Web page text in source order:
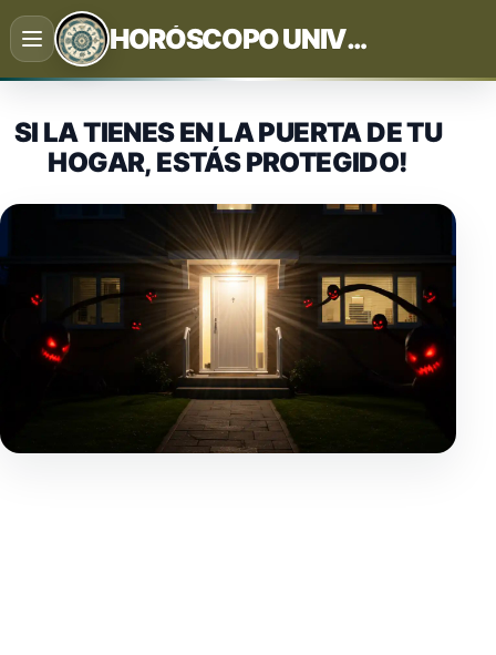
Saltar
al
contenido
HORÓSCOPO UNIVERSAL
SI LA TIENES EN LA PUERTA DE TU
HOGAR, ESTÁS PROTEGIDO!